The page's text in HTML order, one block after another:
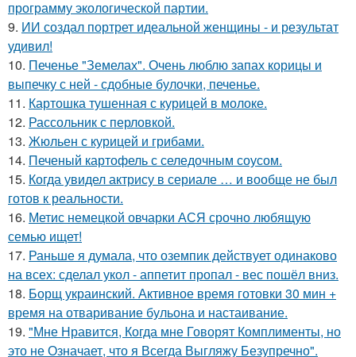
программу экологической партии.
9. ИИ создал портрет идеальной женщины - и результат
удивил!
10. Печенье "Земелах". Очень люблю запах корицы и
выпечку с ней - сдобные булочки, печенье.
11. Картошка тушенная с курицей в молоке.
12. Рассольник с перловкой.
13. Жюльен с курицей и грибами.
14. Печеный картофель с селедочным соусом.
15. Когда увидел актрису в сериале … и вообще не был
готов к реальности.
16. Метис немецкой овчарки АСЯ срочно любящую
семью ищет!
17. Раньше я думала, что оземпик действует одинаково
на всех: сделал укол - аппетит пропал - вес пошёл вниз.
18. Борщ украинский. Активное время готовки 30 мин +
время на отваривание бульона и настаивание.
19. "Мне Нравится, Когда мне Говорят Комплименты, но
это не Означает, что я Всегда Выгляжу Безупречно".